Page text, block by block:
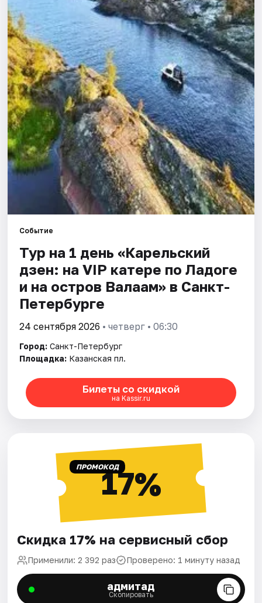
Города
Площадки
Артисты
Рейтинги
Событие
Тур на 1 день «Карельский
дзен: на VIP катере по Ладоге
и на остров Валаам» в Санкт-
Петербурге
24 сентября 2026 • четверг • 06:30
Город: Санкт-Петербург
Площадка: Казанская пл.
Билеты со скидкой
на Kassir.ru
ПРОМОКОД17%
Скидка 17% на сервисный сбор
Применили: 2 392 раз Проверено: 1 минуту назад
адмитад
Скопировать